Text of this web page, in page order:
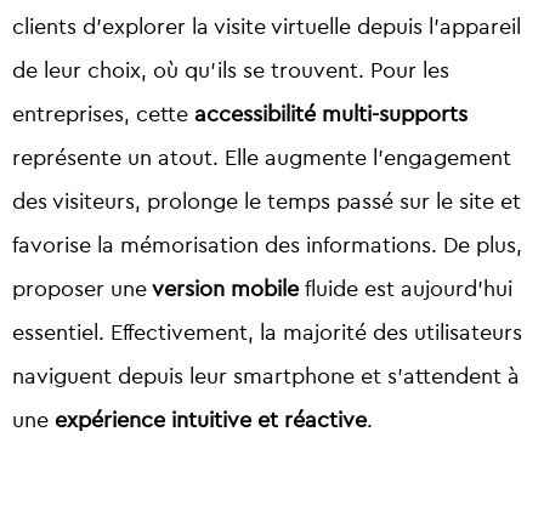
clients d’explorer la visite virtuelle depuis l’appareil
de leur choix, où qu’ils se trouvent. Pour les
entreprises, cette accessibilité multi-supports
représente un atout. Elle augmente l’engagement
des visiteurs, prolonge le temps passé sur le site et
favorise la mémorisation des informations. De plus,
proposer uneversion mobile fluide est aujourd’hui
essentiel. Effectivement, la majorité des utilisateurs
naviguent depuis leur smartphone et s’attendent à
une expérience intuitive et réactive.